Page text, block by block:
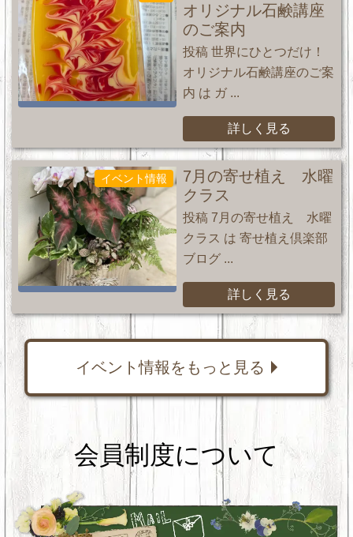
オリジナル石鹸講座
のご案内
投稿 世界にひとつだけ！
オリジナル石鹸講座のご案
内 は ガ ...
詳しく見る
イベント情報
7月の寄せ植え 水曜
クラス
投稿 7月の寄せ植え 水曜
クラス は 寄せ植え倶楽部
ブログ ...
詳しく見る
イベント情報をもっと見る
会員制度について